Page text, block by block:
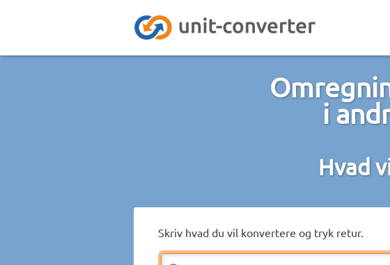
i
Hvad
Skriv hvad du vil konvertere og tryk retur.